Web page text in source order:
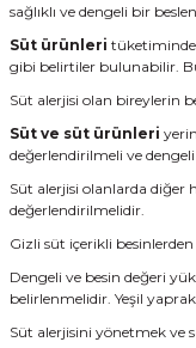
sağlıklı ve dengeli bir
Süt ürünleri
gibi belirtiler bulunabilir.
Süt alerjisi olan bireylerin
Süt ve süt ürünleri
değerlendirilmeli ve
Süt alerjisi olanlarda diğer
değerlendirilmelidir.
Gizli süt içerikli
Dengeli ve besin değeri
belirlenmelidir. Yeşil
Süt alerjisini yönetmek ve